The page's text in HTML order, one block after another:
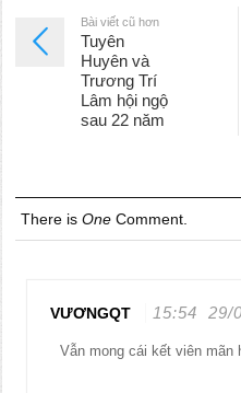
Bài viết cũ hơn
Tuyên
Huyên và
Trương Trí
Lâm hội ngộ
sau 22 năm
There isOne Comment.
VƯƠNGQT 15:54 29/
Vẫn mong cái kết viên mãn